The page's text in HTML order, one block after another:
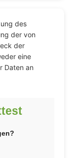
des
der von
der
eine
Daten an